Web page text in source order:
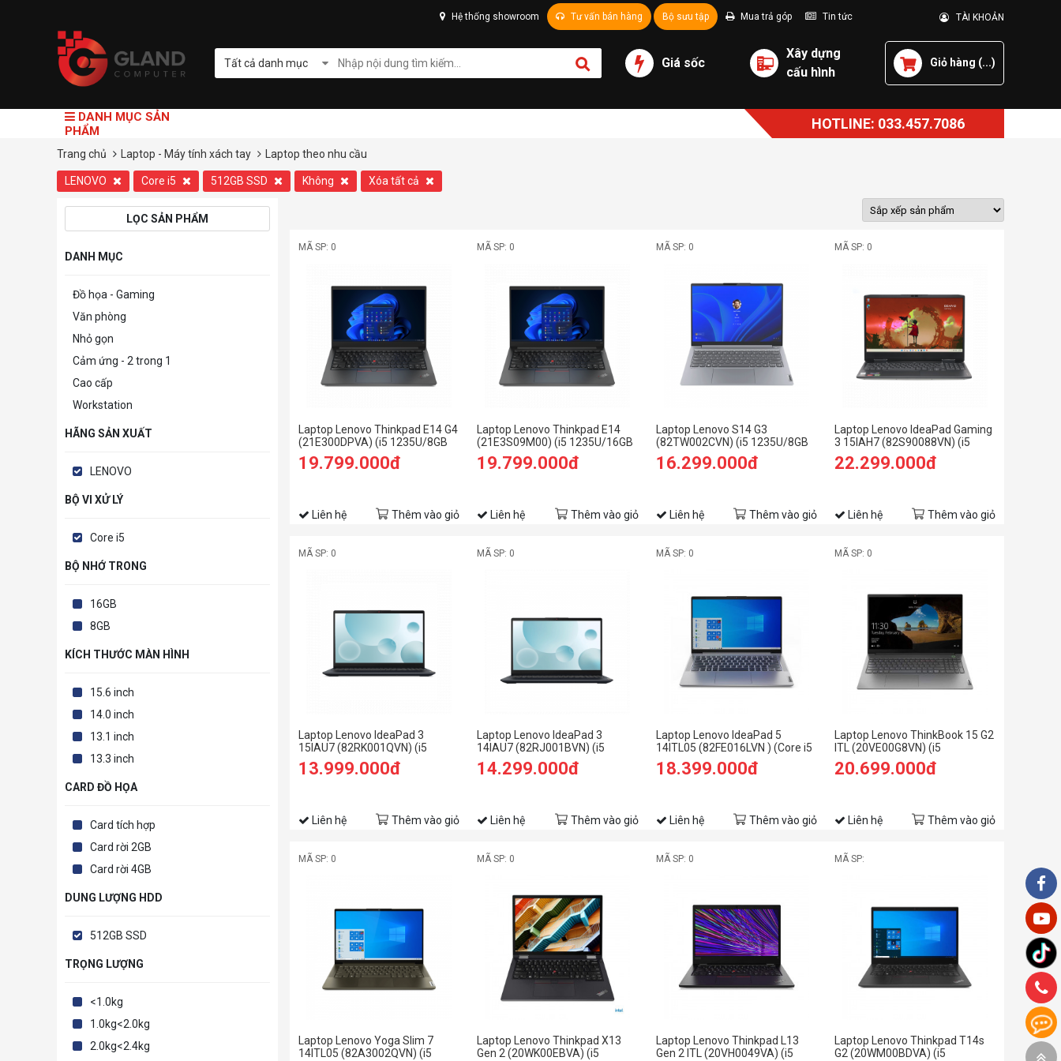
Hệ thống showroom Tư vấn bán hàng Bộ sưu tập Mua trả góp Tin tức TÀI KHOẢN
Tất cả danh mục Giá sốc
Xây dựng
cấu hình
Giỏ hàng (...)
DANH MỤC SẢN
PHẨM
HOTLINE: 033.457.7086
Trang chủ Laptop - Máy tính xách tay Laptop theo nhu cầu
LENOVO Core i5 512GB SSD Không Xóa tất cả
LỌC SẢN PHẨM
DANH MỤC
Đồ họa - Gaming
Văn phòng
Nhỏ gọn
Cảm ứng - 2 trong 1
Cao cấp
Workstation
HÃNG SẢN XUẤT
LENOVO
BỘ VI XỬ LÝ
Core i5
BỘ NHỚ TRONG
16GB
8GB
KÍCH THƯỚC MÀN HÌNH
15.6 inch
14.0 inch
13.1 inch
13.3 inch
CARD ĐỒ HỌA
Card tích hợp
Card rời 2GB
Card rời 4GB
DUNG LƯỢNG HDD
512GB SSD
TRỌNG LƯỢNG
<1.0kg
1.0kg<2.0kg
2.0kg<2.4kg
MÃ SP: 0
Laptop Lenovo Thinkpad E14 G4
(21E300DPVA) (i5 1235U/8GB
RAM/512GB SSD/14.0
FHD/Dos/ Đen)
19.799.000đ
Liên hệ Thêm vào giỏ
MÃ SP: 0
Laptop Lenovo Thinkpad E14
(21E3S09M00) (i5 1235U/16GB
RAM/512GB SSD/14.0
FHD/Dos/ Đen)
19.799.000đ
Liên hệ Thêm vào giỏ
MÃ SP: 0
Laptop Lenovo S14 G3
(82TW002CVN) (i5 1235U/8GB
RAM/512GB SSD/14
FHD/Win11/Xám)
16.299.000đ
Liên hệ Thêm vào giỏ
MÃ SP: 0
Laptop Lenovo IdeaPad Gaming
3 15IAH7 (82S90088VN) (i5
12500H/16GB RAM/512GB
SSD/15.6 FHD/RTX 3050Ti
22.299.000đ
Liên hệ Thêm vào giỏ
MÃ SP: 0
Laptop Lenovo IdeaPad 3
15IAU7 (82RK001QVN) (i5
1235U/8GB RAM/512GB
SSD/15.6 FHD/Win11/Xanh)
13.999.000đ
Liên hệ Thêm vào giỏ
MÃ SP: 0
Laptop Lenovo IdeaPad 3
14IAU7 (82RJ001BVN) (i5
1235U/8GB RAM/512GB
SSD/14 FHD/Win11/Xanh)
14.299.000đ
Liên hệ Thêm vào giỏ
MÃ SP: 0
Laptop Lenovo IdeaPad 5
14ITL05 (82FE016LVN ) (Core i5
1135G7/8GB RAM/512GB
SSD/14 FHD/Win11/Xám)
18.399.000đ
Liên hệ Thêm vào giỏ
MÃ SP: 0
Laptop Lenovo ThinkBook 15 G2
ITL (20VE00G8VN) (i5
1135G7/8GB RAM/512GB
SSD/15.6 FHD/MX450
20.699.000đ
Liên hệ Thêm vào giỏ
MÃ SP: 0
Laptop Lenovo Yoga Slim 7
14ITL05 (82A3002QVN) (i5
MÃ SP: 0
Laptop Lenovo Thinkpad X13
Gen 2 (20WK00EBVA) (i5
MÃ SP: 0
Laptop Lenovo Thinkpad L13
Gen 2 ITL (20VH0049VA) (i5
MÃ SP:
Laptop Lenovo Thinkpad T14s
G2 (20WM00BDVA) (i5